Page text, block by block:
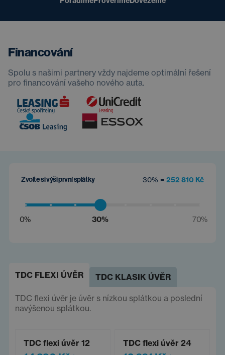
Financování
Spolu s našimi partnery vždy najdeme optimální řešení
pro financování vašeho nového auta.
Zvolte si výši první splátky 30% = 252 810 Kč
0% 30% 70%
TDC FLEXI ÚVĚR TDC KLASIK ÚVĚR
TDC flexi úvěr je úvěr s nízkou splátkou a poslední
navýšenou splátkou.
TDC flexi úvěr 12 TDC flexi úvěr 24